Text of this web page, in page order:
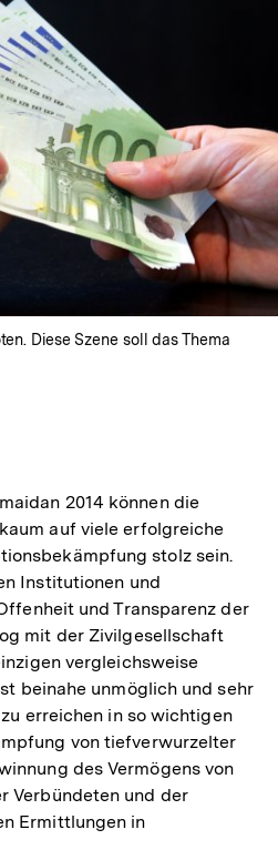
Diese Szene soll das Thema
2014 können die
auf viele erfolgreiche
stolz sein.
Institutionen und
und Transparenz der
mit der Zivilgesellschaft
vergleichsweise
beinahe unmöglich und sehr
erreichen in so wichtigen
von tiefverwurzelter
des Vermögens von
Verbündeten und der
Ermittlungen in